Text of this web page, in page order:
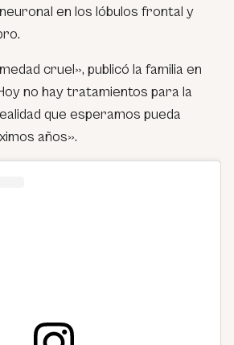
en los lóbulos frontal y
cruel», publicó la familia en
no hay tratamientos para la
que esperamos pueda
años».